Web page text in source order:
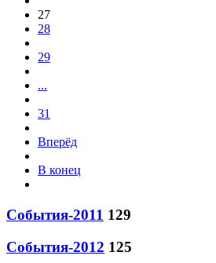
27
28
29
...
31
Вперёд
В конец
События-2011 129
События-2012 125